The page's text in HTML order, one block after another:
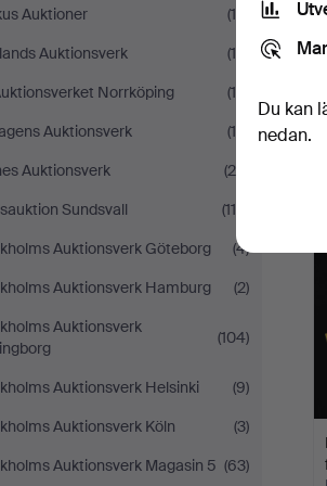
Auktioner
(16)
Auktionsverk
(18)
Norrköping
(16)
Auktionsverk
(14)
Auktionsverk
(26)
Sundsvall
(116)
Auktionsverk Göteborg
(4)
Auktionsverk Hamburg
(2)
Auktionsverk
(104)
Auktionsverk Helsinki
(9)
Auktionsverk Köln
(3)
Auktionsverk Magasin 5 (63)
Du kan
nedan.